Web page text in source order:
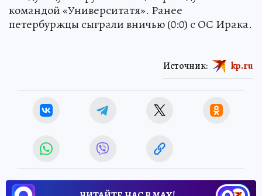
командой «Университатя». Ранее
петербуржцы сыграли вничью (0:0) с ОС Ирака.
Источник: kp.ru